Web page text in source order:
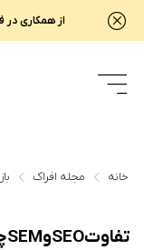
از همکاری
خانه مجله افراک
تفاوت SEO و SEM چیست؟ کدامیک را انتخاب کنیم؟